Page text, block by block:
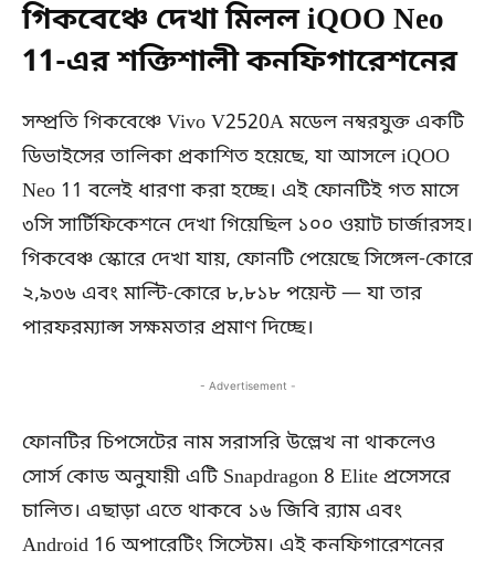
গিকবেঞ্চে দেখা মিলল iQOO Neo
11-এর শক্তিশালী কনফিগারেশনের
সম্প্রতি গিকবেঞ্চে Vivo V2520A মডেল নম্বরযুক্ত একটি
ডিভাইসের তালিকা প্রকাশিত হয়েছে, যা আসলে iQOO
Neo 11 বলেই ধারণা করা হচ্ছে। এই ফোনটিই গত মাসে
৩সি সার্টিফিকেশনে দেখা গিয়েছিল ১০০ ওয়াট চার্জারসহ।
গিকবেঞ্চ স্কোরে দেখা যায়, ফোনটি পেয়েছে সিঙ্গেল-কোরে
২,৯৩৬ এবং মাল্টি-কোরে ৮,৮১৮ পয়েন্ট — যা তার
পারফরম্যান্স সক্ষমতার প্রমাণ দিচ্ছে।
- Advertisement -
ফোনটির চিপসেটের নাম সরাসরি উল্লেখ না থাকলেও
সোর্স কোড অনুযায়ী এটি Snapdragon 8 Elite প্রসেসরে
চালিত। এছাড়া এতে থাকবে ১৬ জিবি র‌্যাম এবং
Android 16 অপারেটিং সিস্টেম। এই কনফিগারেশনের